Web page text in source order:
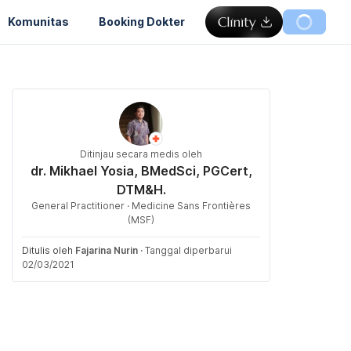
Komunitas Booking Dokter
Ditinjau secara medis oleh
dr. Mikhael Yosia, BMedSci, PGCert,
DTM&H.
General Practitioner · Medicine Sans Frontières
(MSF)
Ditulis oleh Fajarina Nurin · Tanggal diperbarui
02/03/2021